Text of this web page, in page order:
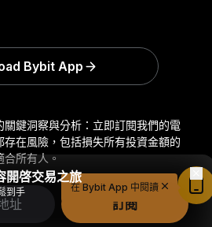
鍵洞察與分析：立即訂閱我們的電
存在風險，包括損失所有投資金額的
所有人。
訂閱
Bybit App
開啓交易之旅
到手 在 Bybit App 中閱讀